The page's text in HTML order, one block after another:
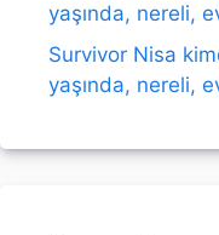
yaşında, nereli,
Survivor Nisa
yaşında, nereli,